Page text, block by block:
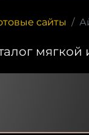
сайты